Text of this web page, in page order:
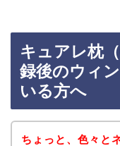
キュアレ枕
録後のウィ
いる方へ
ちょっと、色々と